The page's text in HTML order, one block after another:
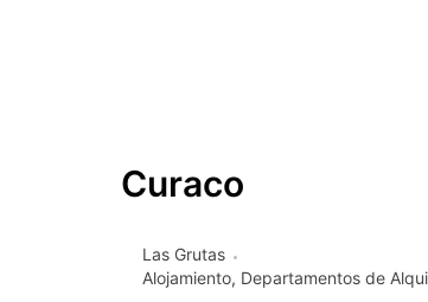
Curaco
Las Grutas
Alojamiento, Departamentos de